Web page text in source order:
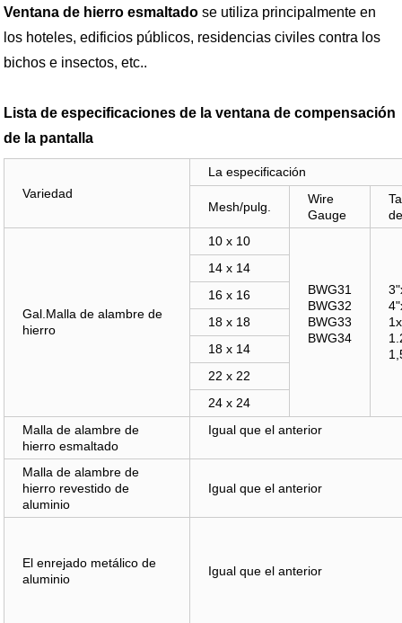
Ventana de hierro esmaltado se utiliza principalmente en
los hoteles, edificios públicos, residencias civiles contra los
bichos e insectos, etc..
Lista de especificaciones de la ventana de compensación
de la pantalla
Variedad
La especificación
Mesh/pulg.
Wire
Gauge
Gal.Malla de alambre de
hierro
10 x 10
BWG31
BWG32
BWG33
BWG34
14 x 14
16 x 16
18 x 18
18 x 14
22 x 22
24 x 24
Malla de alambre de
hierro esmaltado
Igual que el anterior
Malla de alambre de
hierro revestido de
aluminio
Igual que el anterior
El enrejado metálico de
aluminio
Igual que el anterior